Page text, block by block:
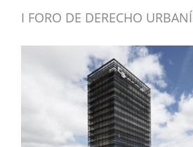
I FORO DE DERECHO